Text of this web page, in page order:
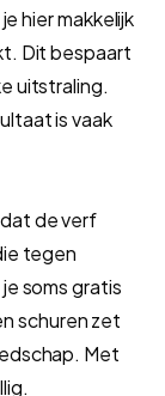
hier makkelijk
Dit bespaart
uitstraling.
is vaak
de verf
tegen
soms gratis
schuren zet
Met